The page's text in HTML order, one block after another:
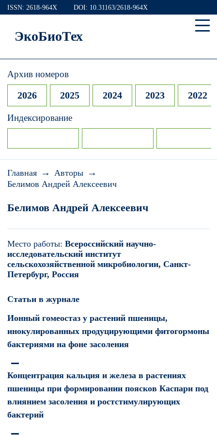
ISSN: 2618-964X DOI: 10.31163/2618-964X
ЭкоБиоТех
Архив номеров
2026 2025 2024 2023 2022
Индексирование
Главная → Авторы →
Белимов Андрей Алексеевич
Белимов Андрей Алексеевич
Место работы: Всероссийский научно-
исследовательский институт
сельскохозяйственной микробиологии, Санкт-
Петербург, Россия
Статьи в журнале
Ионный гомеостаз у растений пшеницы,
инокулированных продуцирующими фитогормоны
бактериями на фоне засоления
Концентрация кальция и железа в растениях
пшеницы при формировании поясков Каспари под
влиянием засоления и ростстимулирующих
бактерий